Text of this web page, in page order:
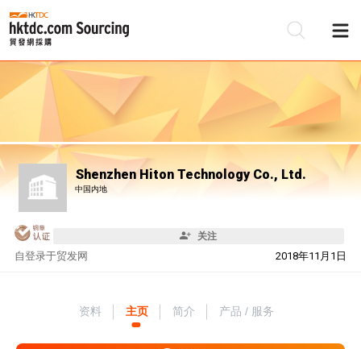
Shenzhen Hiton Technology Co., Ltd.
中国内地
关注
自 2018年11月1日
登录于贸发网
资料 主页 简介 产品 / 服务